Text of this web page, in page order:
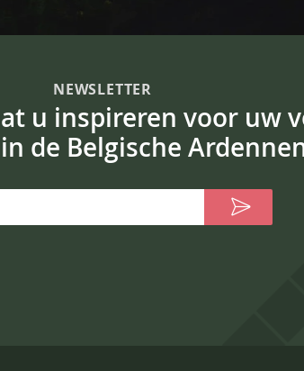
NEWSLETTER
u inspireren voor uw
de Belgische